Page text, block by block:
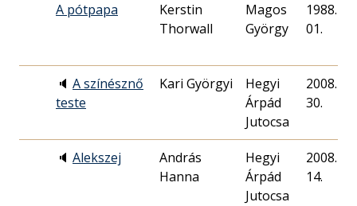
A pótpapa
Kerstin
Thorwall
Magos
György
1988. 05.
01.
🔈 A színésznő
teste
Kari Györgyi
Hegyi
Árpád
Jutocsa
2008. 11.
30.
🔈 Alekszej
András
Hanna
Hegyi
Árpád
Jutocsa
2008. 12.
14.